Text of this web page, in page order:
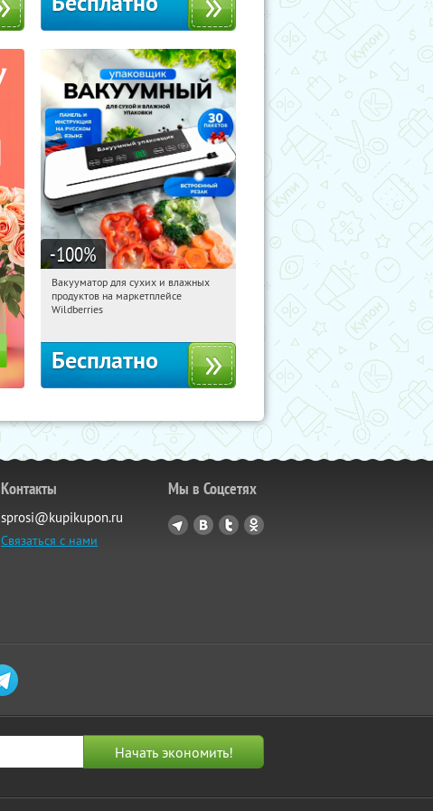
-100%
06:15:48 Получили:186
Россия
Вакууматор для сухих и влажных
продуктов на маркетплейсе
Wildberries
Бесплатно
Контакты
sprosi@kupikupon.ru
Связаться с нами
Мы в Соцсетях